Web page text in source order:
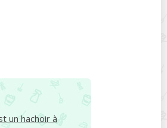
un hachoir à